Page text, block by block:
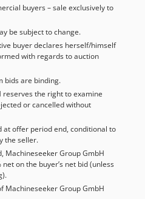
buyers – sale exclusively to
be subject to change.
buyer declares herself/himself
with regards to auction
bids are binding.
the right to examine
or cancelled without
at offer period end, conditional to
the seller.
Machineseeker Group GmbH
on the buyer’s net bid (unless
Machineseeker Group GmbH